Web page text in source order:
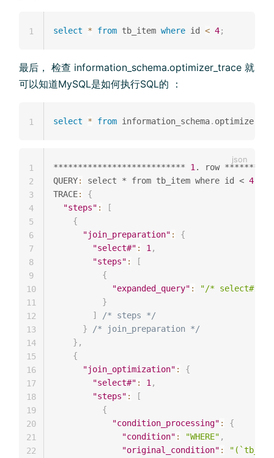
select * from tb_item where id < 4;
1
最后， 检查 information_schema.optimizer_trace 就
可以知道MySQL是如何执行SQL的 ：
select * from information_schema.
1
*************************** 1. row
QUERY: select * from tb_item where id < 4
TRACE:
{
"steps" :
[
{
"join_preparation" :
{
"select#" : 1,
"steps" :
[
{
"expanded_query" :
"/* select#1 */
}
]
/* steps */
}
/* join_preparation */
} ,
{
"join_optimization" :
{
"select#" : 1,
"steps" :
[
{
"condition_processing" :
{
"condition" : "WHERE" ,
"original_condition" :
1
2
3
4
5
6
7
8
9
10
11
12
13
14
15
16
17
18
19
20
21
22